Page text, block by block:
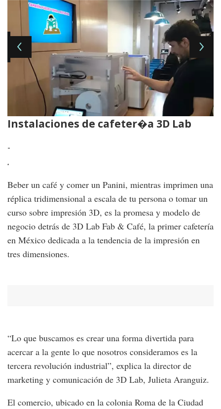
Instalaciones de cafeter�a 3D Lab
-
.
Beber un café y comer un Panini, mientras imprimen una
réplica tridimensional a escala de tu persona o tomar un
curso sobre impresión 3D, es la promesa y modelo de
negocio detrás de 3D Lab Fab & Café, la primer cafetería
en México dedicada a la tendencia de la impresión en
tres dimensiones.
“Lo que buscamos es crear una forma divertida para
acercar a la gente lo que nosotros consideramos es la
tercera revolución industrial”, explica la director de
marketing y comunicación de 3D Lab, Julieta Aranguiz.
El comercio, ubicado en la colonia Roma de la Ciudad